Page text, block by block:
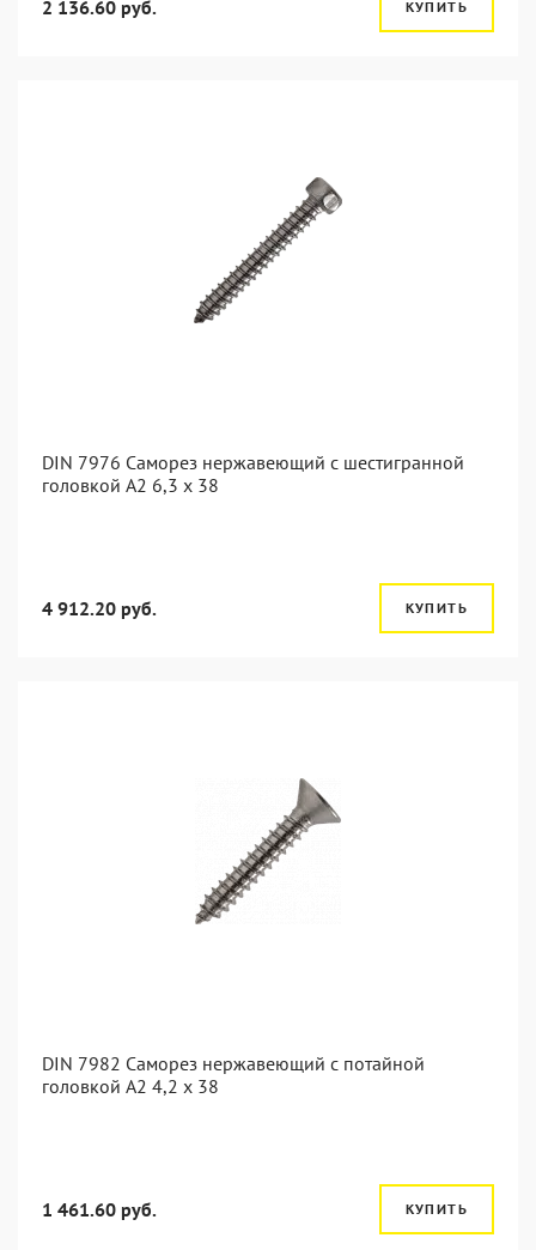
2 136.60 руб. КУПИТЬ
DIN 7976 Саморез нержавеющий с шестигранной
головкой А2 6,3 x 38
4 912.20 руб. КУПИТЬ
DIN 7982 Саморез нержавеющий с потайной
головкой А2 4,2 x 38
1 461.60 руб. КУПИТЬ